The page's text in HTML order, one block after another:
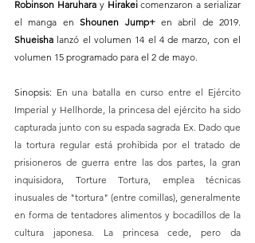
Robinson Haruhara y Hirakei comenzaron a serializar
el manga en Shounen Jump+
Shueisha lanzó el volumen 14 el 4 de marzo, con el
volumen 15 programado para el 2 de mayo.
Sinopsis: En una batalla en curso entre el Ejército
Imperial y Hellhorde, la princesa del ejército ha sido
capturada junto con su espada sagrada Ex. Dado que
la tortura regular está prohibida por el tratado de
prisioneros de guerra entre las dos partes, la gran
inquisidora, Torture Tortura, emplea técnicas
inusuales de "tortura" (entre comillas), generalmente
en forma de tentadores alimentos y bocadillos de la
cultura japonesa. La princesa cede, pero da